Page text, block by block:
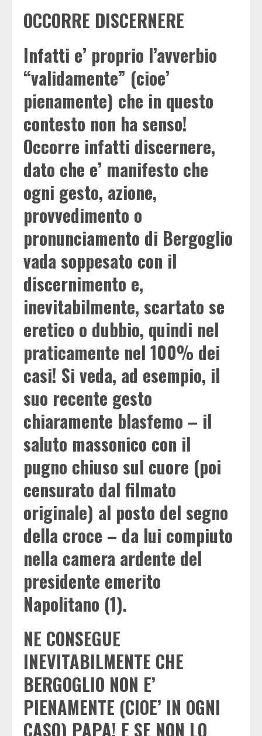
OCCORRE DISCERNERE
Infatti e’ proprio l’avverbio
“validamente” (cioe’
pienamente) che in questo
contesto non ha senso!
Occorre infatti discernere,
dato che e’ manifesto che
ogni gesto, azione,
provvedimento o
pronunciamento di Bergoglio
vada soppesato con il
discernimento e,
inevitabilmente, scartato se
eretico o dubbio, quindi nel
praticamente nel 100% dei
casi! Si veda, ad esempio, il
suo recente gesto
chiaramente blasfemo – il
saluto massonico con il
pugno chiuso sul cuore (poi
censurato dal filmato
originale) al posto del segno
della croce – da lui compiuto
nella camera ardente del
presidente emerito
Napolitano (1).
NE CONSEGUE
INEVITABILMENTE CHE
BERGOGLIO NON E’
PIENAMENTE (CIOE’ IN OGNI
CASO) PAPA! E SE NON LO